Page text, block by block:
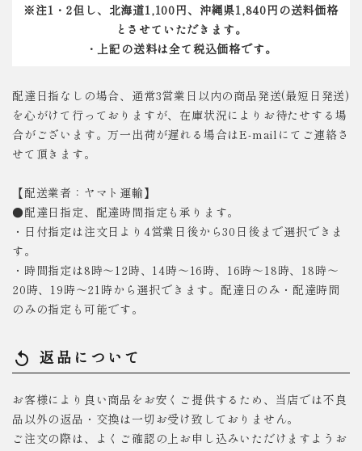
※注1・2但し、北海道1,100円、沖縄県1,840円の送料価格
とさせていただきます。
・上記の送料は全て税込価格です。
配達日指なしの場合、通常3営業日以内の商品発送(最短日発送)
を心がけて行っておりますが、在庫状況によりお待たせする場
合がございます。万一出荷が遅れる場合はE-mailにてご連絡さ
せて頂きます。
【配送業者：ヤマト運輸】
●配達日指定、配達時間指定も承ります。
・日付指定は注文日より4営業日後から30日後まで選択できま
す。
・時間指定は8時～12時、14時～16時、16時～18時、18時～
20時、19時～21時から選択できます。配達日のみ・配達時間
のみの指定も可能です。
replay 返品について
お客様により良い商品をお安くご提供するため、当店では不良
品以外の返品・交換は一切お受け致しておりません。
ご注文の際は、よくご確認の上お申し込みいただけますようお